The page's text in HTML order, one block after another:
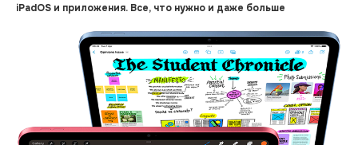
iPadOS и приложения. Все, что нужно и даже больше